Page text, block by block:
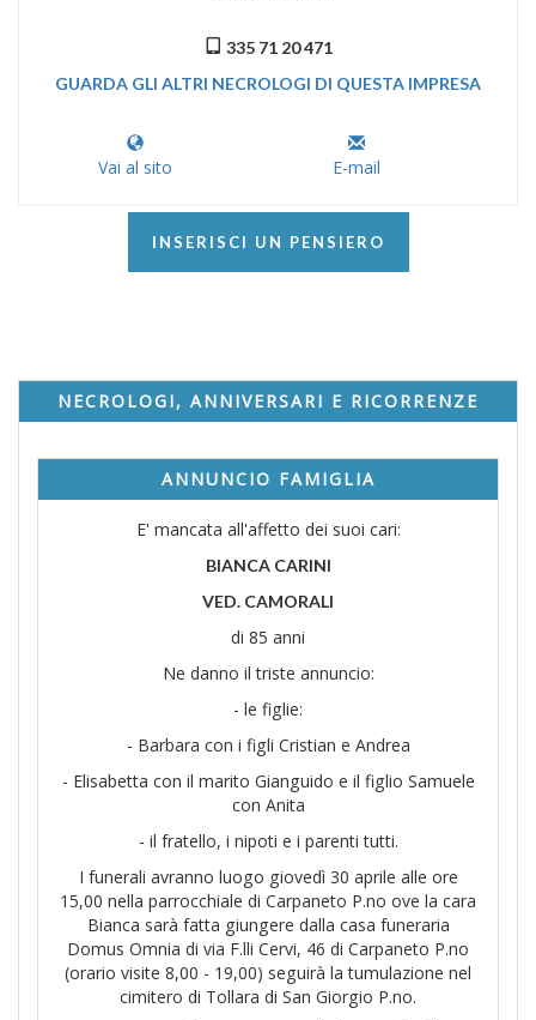
335 71 20 471
GUARDA GLI ALTRI NECROLOGI DI QUESTA IMPRESA
Vai al sito E-mail
INSERISCI UN PENSIERO
NECROLOGI, ANNIVERSARI E RICORRENZE
ANNUNCIO FAMIGLIA
E' mancata all'affetto dei suoi cari:
BIANCA CARINI
VED. CAMORALI
di 85 anni
Ne danno il triste annuncio:
- le figlie:
- Barbara con i figli Cristian e Andrea
- Elisabetta con il marito Gianguido e il figlio Samuele
con Anita
- il fratello, i nipoti e i parenti tutti.
I funerali avranno luogo giovedì 30 aprile alle ore
15,00 nella parrocchiale di Carpaneto P.no ove la cara
Bianca sarà fatta giungere dalla casa funeraria
Domus Omnia di via F.lli Cervi, 46 di Carpaneto P.no
(orario visite 8,00 - 19,00) seguirà la tumulazione nel
cimitero di Tollara di San Giorgio P.no.